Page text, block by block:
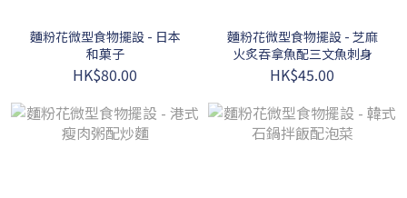
麵粉花微型食物擺設 - 日本
和菓子
HK$80.00
麵粉花微型食物擺設 - 芝麻
火炙吞拿魚配三文魚刺身
HK$45.00